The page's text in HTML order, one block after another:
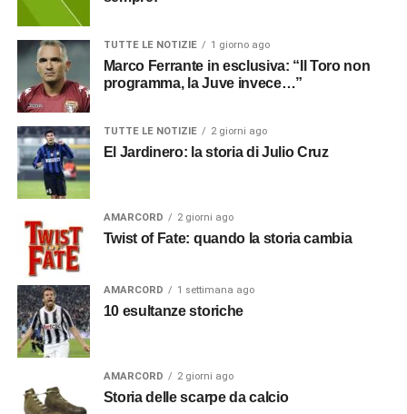
TUTTE LE NOTIZIE 1 giorno ago
Marco Ferrante in esclusiva: “Il Toro non
programma, la Juve invece…”
TUTTE LE NOTIZIE 2 giorni ago
El Jardinero: la storia di Julio Cruz
AMARCORD 2 giorni ago
Twist of Fate: quando la storia cambia
AMARCORD 1 settimana ago
10 esultanze storiche
AMARCORD 2 giorni ago
Storia delle scarpe da calcio